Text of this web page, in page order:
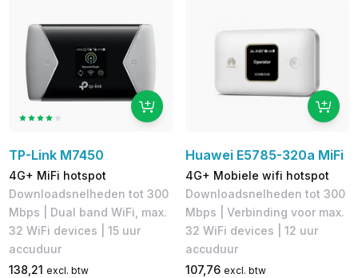
TP-Link M7450
4G+ MiFi hotspot
Downloadsnelheden tot 300
Mbps | Dual band WiFi, max.
32 WiFi devices | 15 uur
accuduur
138,21 excl. btw
Huawei E5785-320a MiFi
4G+ Mobiele wifi hotspot
Downloadsnelheden tot 300
Mbps | Verbinding voor max.
32 WiFi devices | 12 uur
accuduur
107,76 excl. btw